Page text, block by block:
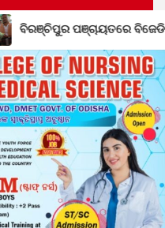
ବୃଦ୍ଧି; ବିଜେପି ଛାଡ଼ିଲେ ସରପଞ୍ଚ